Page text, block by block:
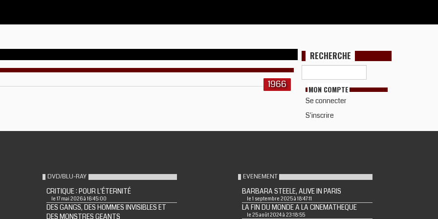
1966
RECHERCHE
MON COMPTE
Se connecter
S'inscrire
DVD/BLU-RAY
CRITIQUE : POUR L'ÉTERNITÉ
le 17 mai 2026 à 16:45:00
DES GANGS, DES HOMMES INVISIBLES ET
DES MONSTRES GEANTS
EVENEMENT
BARBARA STEELE, ALIVE IN PARIS
le 1 septembre 2025 à 18:47:11
LA FIN DU MONDE A LA CINEMATHEQUE
le 25 août 2024 à 23:18:55